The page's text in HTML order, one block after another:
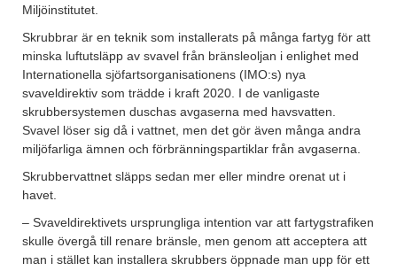
Miljöinstitutet.
Skrubbrar är en teknik som installerats på många fartyg för att
minska luftutsläpp av svavel från bränsleoljan i enlighet med
Internationella sjöfarts­organisationens (IMO:s) nya
svaveldirektiv som trädde i kraft 2020. I de vanligaste
skrubber­systemen duschas avgaserna med havsvatten.
Svavel löser sig då i vattnet, men det gör även många andra
miljö­farliga ämnen och förbrännings­partiklar från avgaserna.
Skrubber­vattnet släpps sedan mer eller mindre orenat ut i
havet.
– Svavel­direktivets ursprungliga intention var att fartygs­trafiken
skulle övergå till renare bränsle, men genom att acceptera att
man i stället kan installera skrubbers öppnade man upp för ett